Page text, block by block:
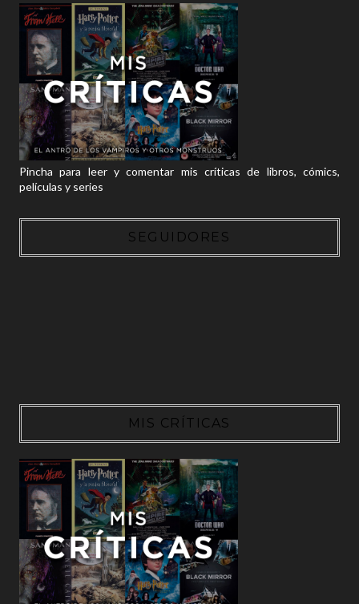
Pincha para leer y comentar mis críticas de libros, cómics,
películas y series
SEGUIDORES
MIS CRÍTICAS